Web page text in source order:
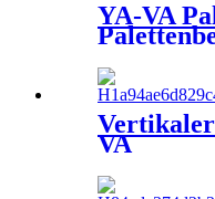
YA-VA
VA